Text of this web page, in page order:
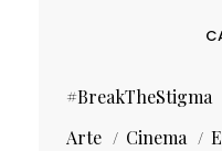
#BreakTheStigma
Arte
Cinema